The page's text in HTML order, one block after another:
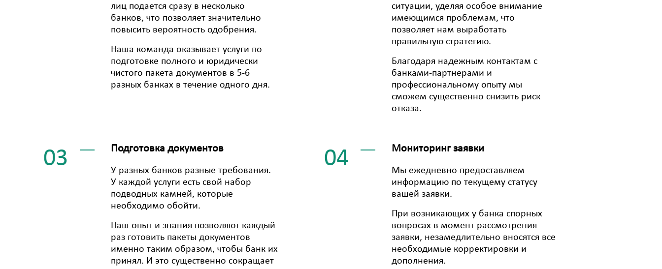
лиц подается сразу в несколько
банков, что позволяет значительно
повысить вероятность одобрения.
Наша команда оказывает услуги по
подготовке полного и юридически
чистого пакета документов в 5-6
разных банках в течение одного дня.
ситуации, уделяя особое внимание
имеющимся проблемам, что
позволяет нам выработать
правильную стратегию.
Благодаря надежным контактам с
банками-партнерами и
профессиональному опыту мы
сможем существенно снизить риск
отказа.
03 Подготовка документов
У разных банков разные требования.
У каждой услуги есть свой набор
подводных камней, которые
необходимо обойти.
Наш опыт и знания позволяют каждый
раз готовить пакеты документов
именно таким образом, чтобы банк их
принял. И это существенно сокращает
04 Мониторинг заявки
Мы ежедневно предоставляем
информацию по текущему статусу
вашей заявки.
При возникающих у банка спорных
вопросах в момент рассмотрения
заявки, незамедлительно вносятся все
необходимые корректировки и
дополнения.